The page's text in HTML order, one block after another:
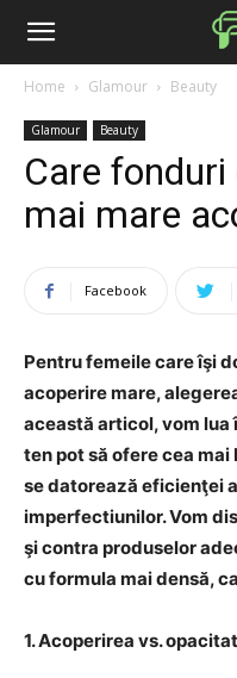
Home Glamour Beauty
Glamour Beauty
Care
mai mare
Facebook
Pentru femeile care îşi
acoperire mare,
această articol, vom
ten pot să ofere cea
se datorează eficienţei
imperfectiunilor. Vom
şi contra produselor
cu formula mai densă,
1. Acoperirea vs.